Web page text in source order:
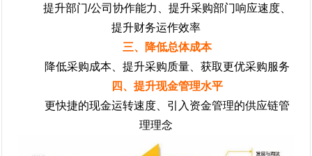
提升部门/公司协作能力、提升采购部门响应速度、
提升财务运作效率
三、降低总体成本
降低采购成本、提升采购质量、获取更优采购服务
四、提升现金管理水平
更快捷的现金运转速度、引入资金管理的供应链管
理理念